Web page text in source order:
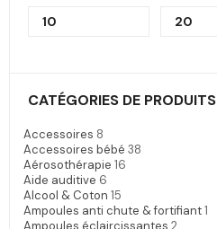
CATÉGORIES DE PRODUITS
Accessoires 8
Accessoires bébé 38
Aérosothérapie 16
Aide auditive 6
Alcool & Coton 15
Ampoules anti chute & fortifiant1
Ampoules éclaircissantes 2